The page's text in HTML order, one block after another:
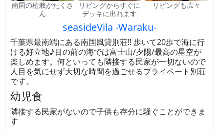
南国の植栽がたくさ
ん
リビングからすぐに
デッキに出れます
リビングも広々
seasideVila -Waraku-
千葉県最南端にある南国風貸別荘!! 歩いて20歩で海に行
ける好立地♪目の前の海では富士山/夕陽/最高の星空が
楽しめます。何といっても隣接する民家が一切ないので
人目を気にせず大切な時間を過ごせるプライベート別荘
です。
幼児食
隣接する民家がないので子供も存分に騒ぐことができま
す